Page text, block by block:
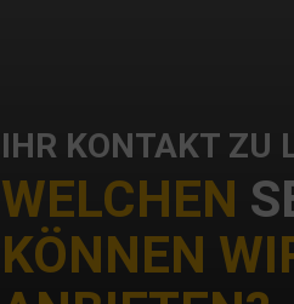
IHR KONTAKT ZU
WELCHEN
KÖNNEN